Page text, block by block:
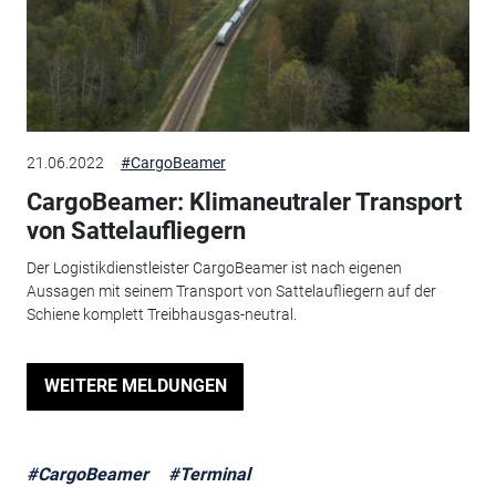
21.06.2022 #CargoBeamer
CargoBeamer: Klimaneutraler Transport
von Sattelaufliegern
Der Logistikdienstleister CargoBeamer ist nach eigenen
Aussagen mit seinem Transport von Sattelaufliegern auf der
Schiene komplett Treibhausgas-neutral.
WEITERE MELDUNGEN
#CargoBeamer
#Terminal